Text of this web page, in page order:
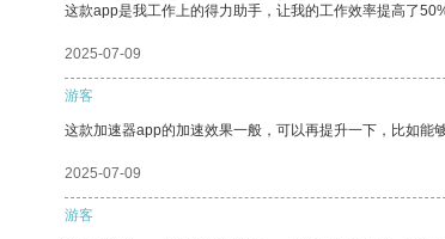
这款app是我工作上的得力助手，让我的工作效率提高了
2025-07-09
游客
这款加速器app的加速效果一般，可以再提升一下，比如能
2025-07-09
游客